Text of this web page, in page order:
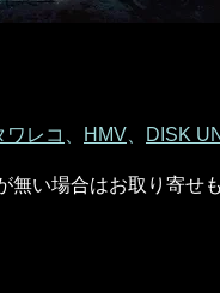
ワレコ HMV DISK
無い場合はお取り寄せ